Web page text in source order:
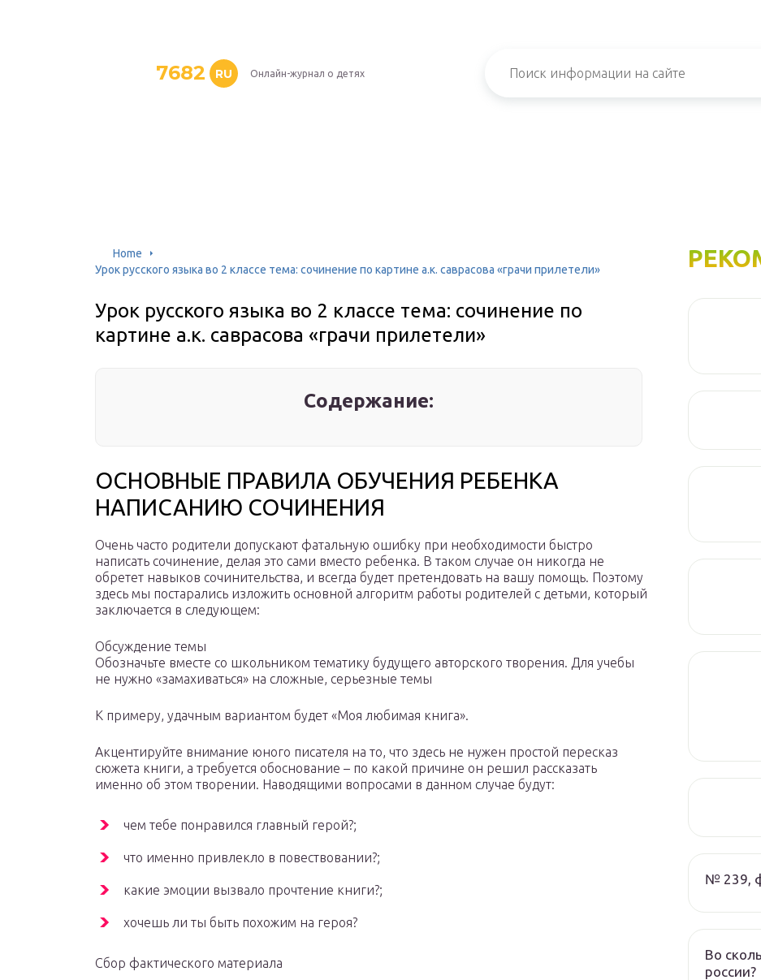
7682 RU Онлайн-журнал о детях
Home
Урок русского языка во 2 классе тема: сочинение по картине а.к. саврасова «грачи прилетели»
Урок русского языка во 2 классе тема: сочинение по
картине а.к. саврасова «грачи прилетели»
Содержание:
ОСНОВНЫЕ ПРАВИЛА ОБУЧЕНИЯ РЕБЕНКА
НАПИСАНИЮ СОЧИНЕНИЯ
Очень часто родители допускают фатальную ошибку при необходимости быстро
написать сочинение, делая это сами вместо ребенка. В таком случае он никогда не
обретет навыков сочинительства, и всегда будет претендовать на вашу помощь. Поэтому
здесь мы постарались изложить основной алгоритм работы родителей с детьми, который
заключается в следующем:
Обсуждение темы
Обозначьте вместе со школьником тематику будущего авторского творения. Для учебы
не нужно «замахиваться» на сложные, серьезные темы
К примеру, удачным вариантом будет «Моя любимая книга».
Акцентируйте внимание юного писателя на то, что здесь не нужен простой пересказ
сюжета книги, а требуется обоснование – по какой причине он решил рассказать
именно об этом творении. Наводящими вопросами в данном случае будут:
чем тебе понравился главный герой?;
что именно привлекло в повествовании?;
какие эмоции вызвало прочтение книги?;
хочешь ли ты быть похожим на героя?
Сбор фактического материала
№ 239,
Во
россии?